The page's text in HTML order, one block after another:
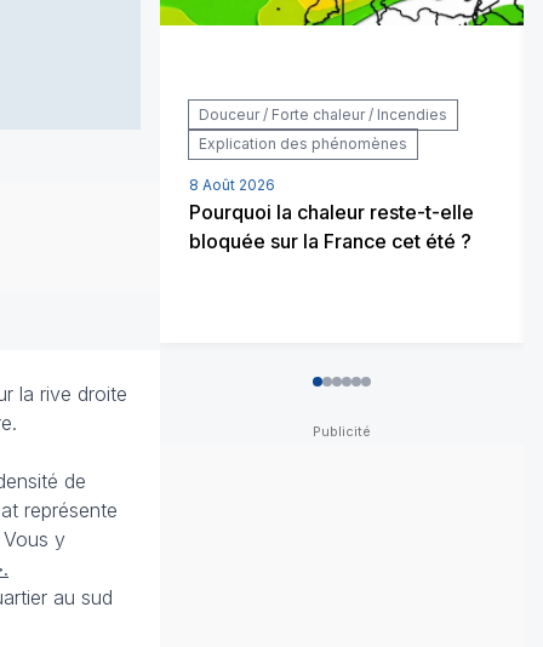
la rive droite
de
représente
Vous y
au sud
Douceur / Forte chaleur / Incendies
Explication des phénomènes
8 Août 2026
Pourquoi la chaleur reste-t-elle
bloquée sur la France cet été ?
012345